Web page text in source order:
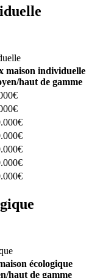
maison individuelle
haut de gamme
écologique
haut de gamme